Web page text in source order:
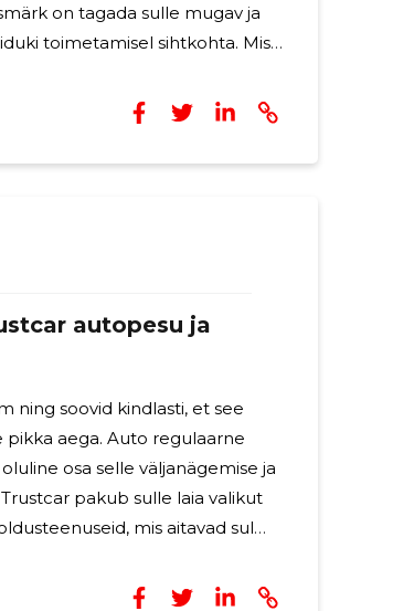
on tagada sulle mugav ja
toimetamisel sihtkohta. Mis
ja pühendunud spetsialistidest,
välja töötanud tõhusad ja
autopesu ja
ning soovid kindlasti, et see
pikka aega. Auto regulaarne
osa selle väljanägemise ja
pakub sulle laia valikut
mis aitavad sul
vaid kosmeetiline küsimus.